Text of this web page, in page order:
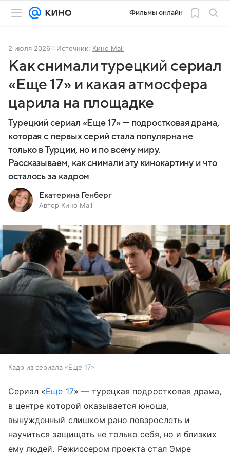
Фильмы онлайн
2 июля 2026 Источник: Кино Mail
Как снимали турецкий сериал
«Еще 17» и какая атмосфера
царила на площадке
Турецкий сериал «Еще 17» — подростковая драма,
которая с первых серий стала популярна не
только в Турции, но и по всему миру.
Рассказываем, как снимали эту кинокартину и что
осталось за кадром
Екатерина Генберг
Автор Кино Mail
Кадр из сериала «Еще 17»
Сериал «Еще 17» — турецкая подростковая драма,
в центре которой оказывается юноша,
вынужденный слишком рано повзрослеть и
научиться защищать не только себя, но и близких
ему людей. Режиссером проекта стал Эмре